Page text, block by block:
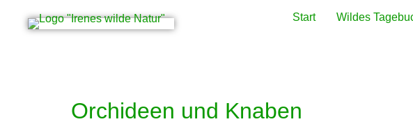
Start Wildes
Orchideen und Knaben